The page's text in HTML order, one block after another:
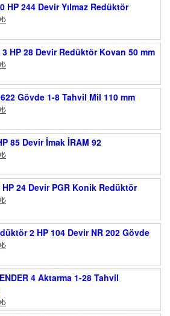
HP 244 Devir Yılmaz Redüktör
₺
3 HP 28 Devir Redüktör Kovan 50 mm
₺
Gövde 1-8 Tahvil Mil 110 mm
₺
85 Devir İmak İRAM 92
₺
24 Devir PGR Konik Redüktör
₺
2 HP 104 Devir NR 202 Gövde
₺
4 Aktarma 1-28 Tahvil
₺